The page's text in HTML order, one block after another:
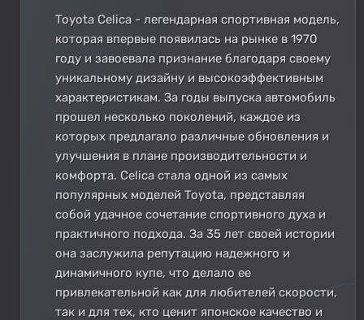
Toyota Celica - легендарная спортивная модель,
которая впервые появилась на рынке в 1970
году и завоевала признание благодаря своему
уникальному дизайну и высокоэффективным
характеристикам. За годы выпуска автомобиль
прошел несколько поколений, каждое из
которых предлагало различные обновления и
улучшения в плане производительности и
комфорта. Celica стала одной из самых
популярных моделей Toyota, представляя
собой удачное сочетание спортивного духа и
практичного подхода. За 35 лет своей истории
она заслужила репутацию надежного и
динамичного купе, что делало ее
привлекательной как для любителей скорости,
так и для тех, кто ценит японское качество и